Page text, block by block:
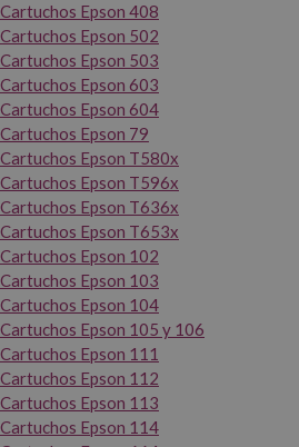
Cartuchos Epson 408
Cartuchos Epson 502
Cartuchos Epson 503
Cartuchos Epson 603
Cartuchos Epson 604
Cartuchos Epson 79
Cartuchos Epson T580x
Cartuchos Epson T596x
Cartuchos Epson T636x
Cartuchos Epson T653x
Cartuchos Epson 102
Cartuchos Epson 103
Cartuchos Epson 104
Cartuchos Epson 105 y 106
Cartuchos Epson 111
Cartuchos Epson 112
Cartuchos Epson 113
Cartuchos Epson 114